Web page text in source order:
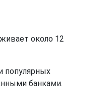
около 12
популярных
банками.